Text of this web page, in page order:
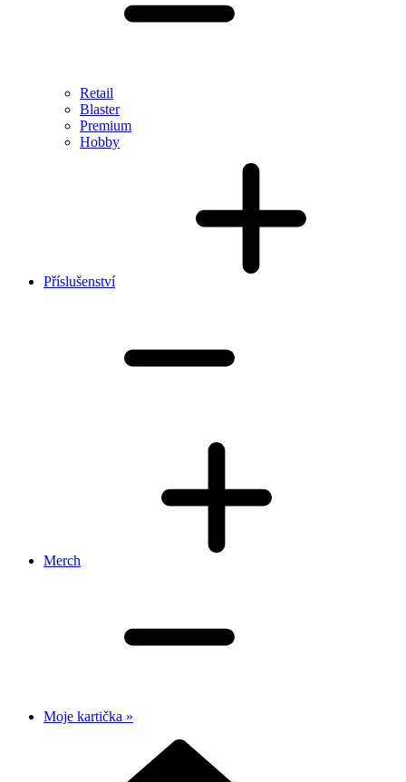
Retail
Blaster
Premium
Hobby
Příslušenství
Merch
Moje kartička »